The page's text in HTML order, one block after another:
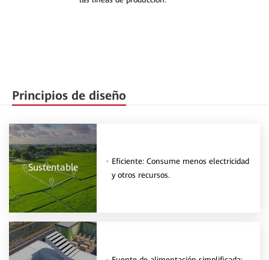
Principios de diseño
Eficiente: Consume menos electricidad
y otros recursos.
Sustentable